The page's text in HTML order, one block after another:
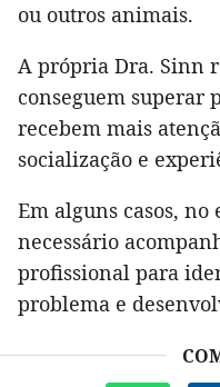
ou outros animais.
A própria Dra. Sinn
conseguem superar
recebem mais
socialização e
Em alguns casos,
necessário
profissional para
problema e